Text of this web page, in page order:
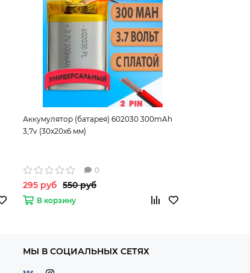
Аккумулятор (батарея) 602030 300mAh
3,7v (30х20х6 мм)
0
295 руб 550 руб
В корзину
МЫ В СОЦИАЛЬНЫХ СЕТЯХ